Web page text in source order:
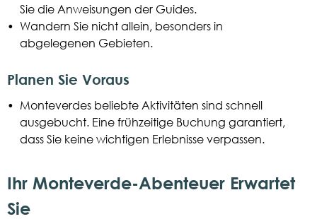
Sie die Anweisungen der Guides.
• Wandern Sie nicht allein, besonders in
abgelegenen Gebieten.
Planen Sie Voraus
• Monteverdes beliebte Aktivitäten sind schnell
ausgebucht. Eine frühzeitige Buchung garantiert,
dass Sie keine wichtigen Erlebnisse verpassen.
Ihr Monteverde-Abenteuer Erwartet
Sie